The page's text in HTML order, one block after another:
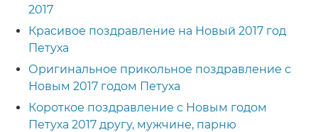
2017
Красивое поздравление на Новый 2017 год
Петуха
Оригинальное прикольное поздравление с
Новым 2017 годом Петуха
Короткое поздравление с Новым годом
Петуха 2017 другу, мужчине, парню